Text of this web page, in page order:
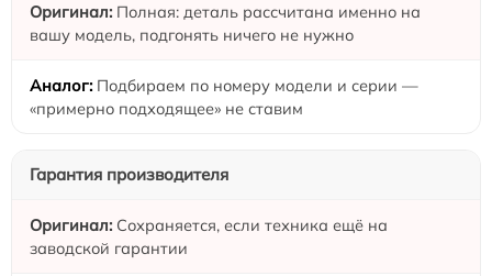
Полная: деталь рассчитана именно на
вашу модель, подгонять ничего не нужно
Подбираем по номеру модели и серии —
«примерно подходящее» не ставим
Гарантия производителя
Сохраняется, если техника ещё на
заводской гарантии